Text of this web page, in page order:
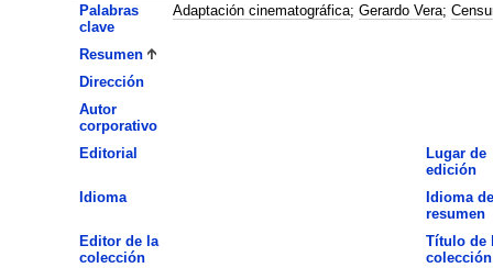
Palabras
clave
Adaptación cinematográfica; Gerardo Vera;
Resumen
Dirección
Autor
corporativo
Editorial
Lugar de
edición
Idioma
Idioma
resumen
Editor de la
colección
Título de
colección